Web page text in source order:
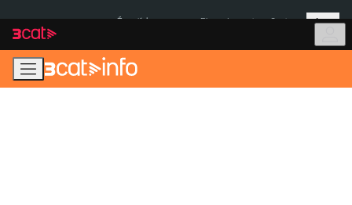
navegació
principal
contingut
Més